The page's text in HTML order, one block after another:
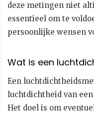
deze metingen niet
essentieel om te
persoonlijke wensen
Wat is een
Een
luchtdichtheid van
Het doel is om